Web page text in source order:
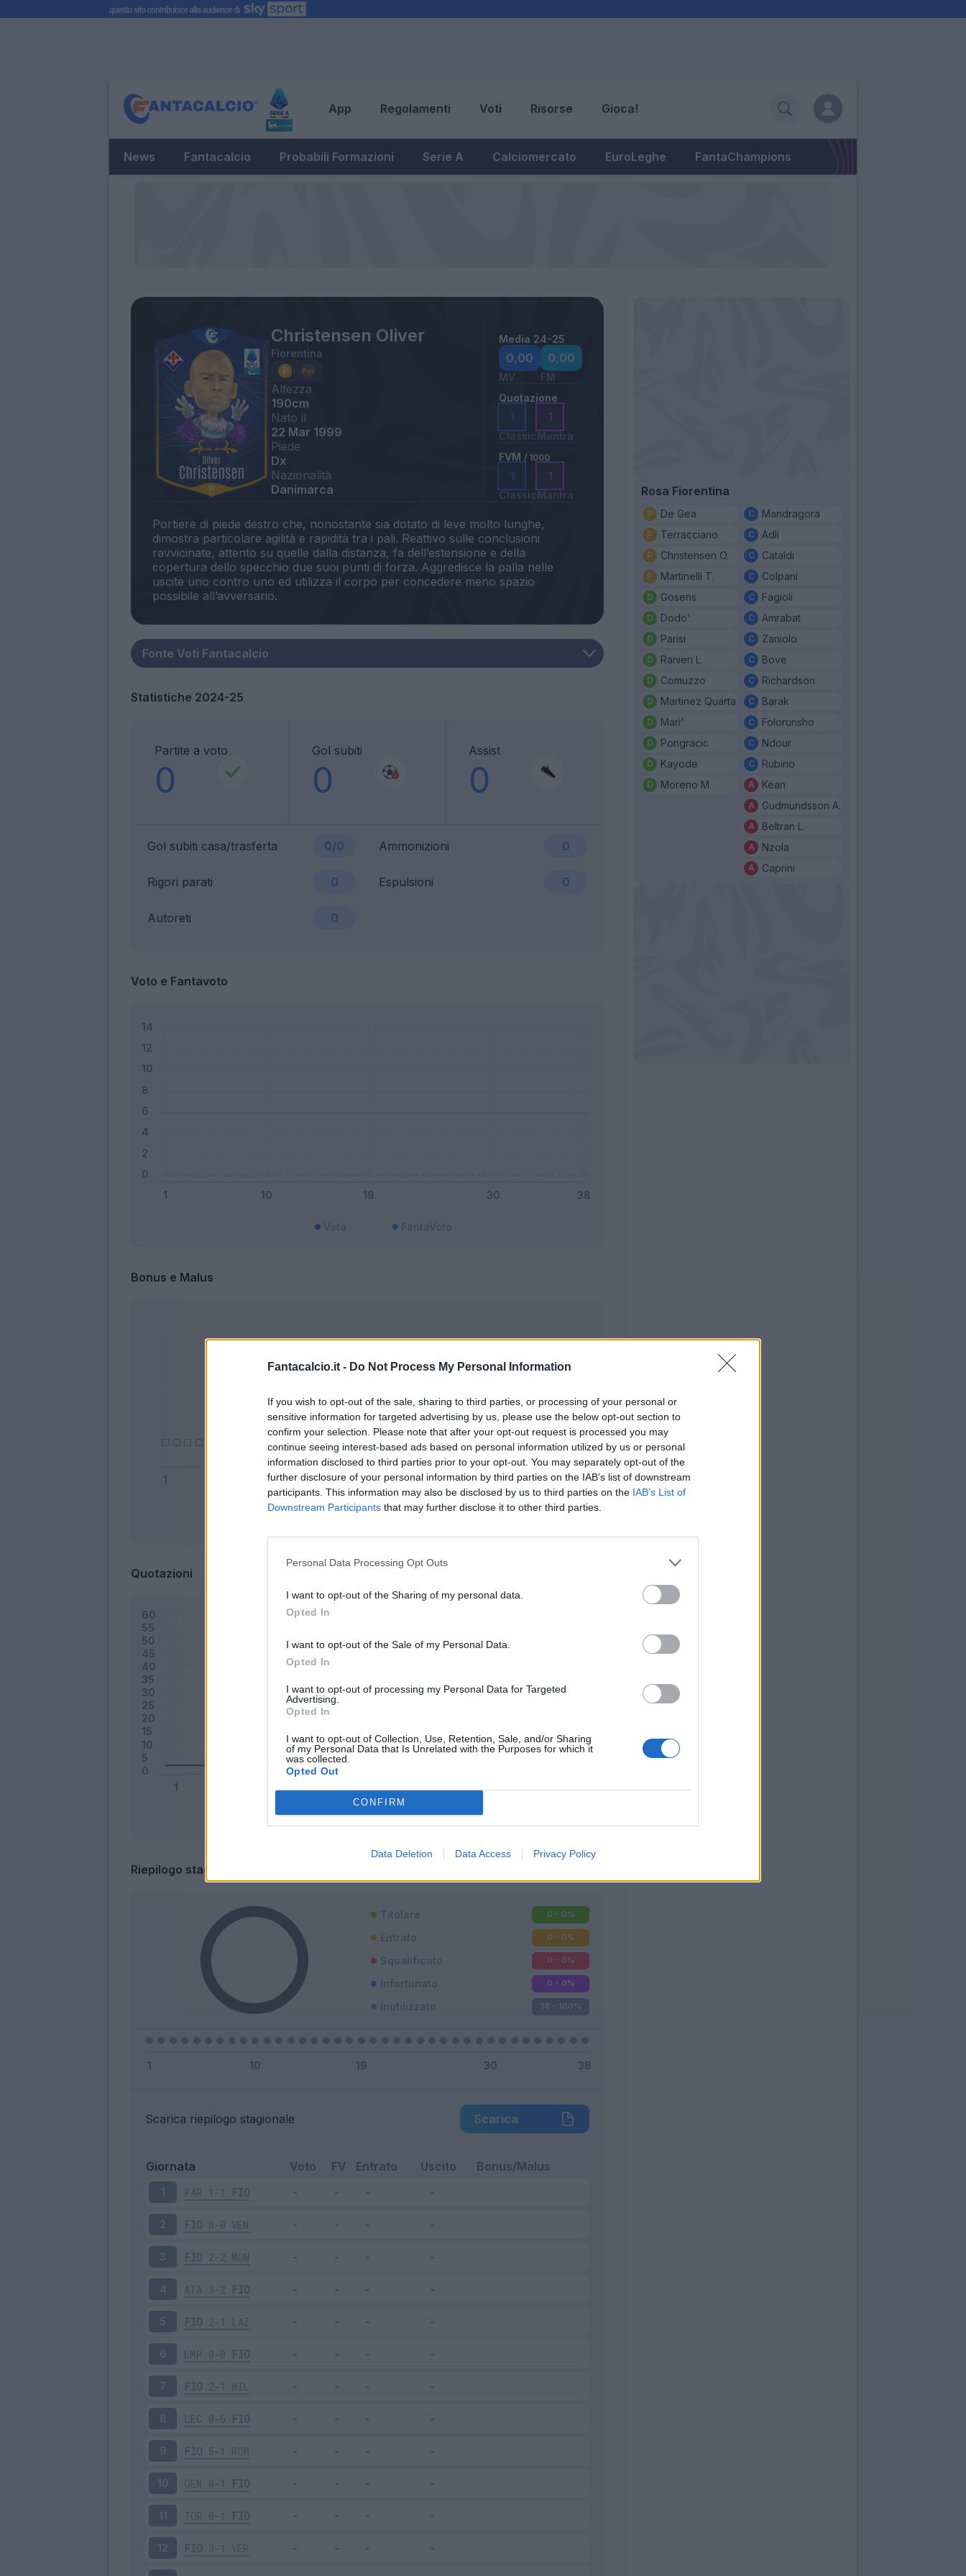
Fantacalcio.it - Do Not Process My Personal Information
If you wish to opt-out of the sale, sharing to third parties, or processing of your personal or
sensitive information for targeted advertising by us, please use the below opt-out section to
confirm your selection. Please note that after your opt-out request is processed you may
continue seeing interest-based ads based on personal information utilized by us or personal
information disclosed to third parties prior to your opt-out. You may separately opt-out of the
further disclosure of your personal information by third parties on the IAB’s list of downstream
participants. This information may also be disclosed by us to third parties on the IAB’s List of
Downstream Participants that may further disclose it to other third parties.
Personal Data Processing Opt Outs
I want to opt-out of the Sharing of my personal data.
Opted In
I want to opt-out of the Sale of my Personal Data.
Opted In
I want to opt-out of processing my Personal Data for Targeted
Advertising.
Opted In
I want to opt-out of Collection, Use, Retention, Sale, and/or Sharing
of my Personal Data that Is Unrelated with the Purposes for which it
was collected.
Opted Out
CONFIRM
Data Deletion Data Access Privacy Policy
App Regolamenti Voti Risorse Gioca!
News Fantacalcio Probabili Formazioni Serie A Calciomercato EuroLeghe FantaChampions
Christensen Oliver
Fiorentina
Altezza
190cm
Nato il
22 Mar 1999
Piede
Dx
Nazionalità
Danimarca
Media 24-25
0,00
MV
0,00
FM
Quotazione
1
Classic
1
Mantra
FVM / 1000
1
Classic
1
Mantra
Portiere di piede destro che, nonostante sia dotato di leve molto lunghe,
dimostra particolare agilità e rapidità tra i pali. Reattivo sulle conclusioni
ravvicinate, attento su quelle dalla distanza, fa dell’estensione e della
copertura dello specchio due suoi punti di forza. Aggredisce la palla nelle
uscite uno contro uno ed utilizza il corpo per concedere meno spazio
Statistiche 2024-25
Partite a voto
0
Gol subiti
0
Assist
0
Gol subiti casa/trasferta 0/0 Ammonizioni 0
Rigori parati 0 Espulsioni 0
Autoreti 0
Voto e Fantavoto
Bonus e Malus
Quotazioni
Classic Mantra
Riepilogo stagione
Titolare 0 - 0%
Entrato 0 - 0%
Squalificato 0 - 0%
Infortunato 0 - 0%
Inutilizzato 38 - 100%
Scarica riepilogo stagionale Scarica
Giornata Voto FV Entrato Uscito Bonus/Malus
1 PAR 1-1 FIO
2 FIO 0-0 VEN
3 FIO 2-2 MON
4 ATA 3-2 FIO
5 FIO 2-1 LAZ
6 EMP 0-0 FIO
7 FIO 2-1 MIL
8 LEC 0-6 FIO
9 FIO 5-1 ROM
10 GEN 0-1 FIO
11 TOR 0-1 FIO
12 FIO 3-1 VER
Rosa Fiorentina
De Gea
Terracciano
Christensen O.
Martinelli T.
Gosens
Dodo'
Parisi
Ranieri L.
Comuzzo
Martinez Quarta
Mari'
Pongracic
Kayode
Moreno M.
Mandragora
Adli
Cataldi
Colpani
Fagioli
Amrabat
Zaniolo
Bove
Richardson
Barak
Folorunsho
Ndour
Rubino
Kean
Gudmundsson A.
Beltran L.
Nzola
Caprini